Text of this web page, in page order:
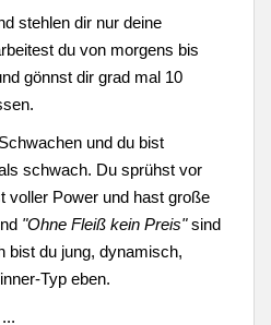
stehlen dir nur deine
du von morgens bis
gönnst dir grad mal 10
und du bist
schwach. Du sprühst vor
voller Power und hast große
"Ohne Fleiß kein Preis"sind
bist du jung, dynamisch,
Typ eben.